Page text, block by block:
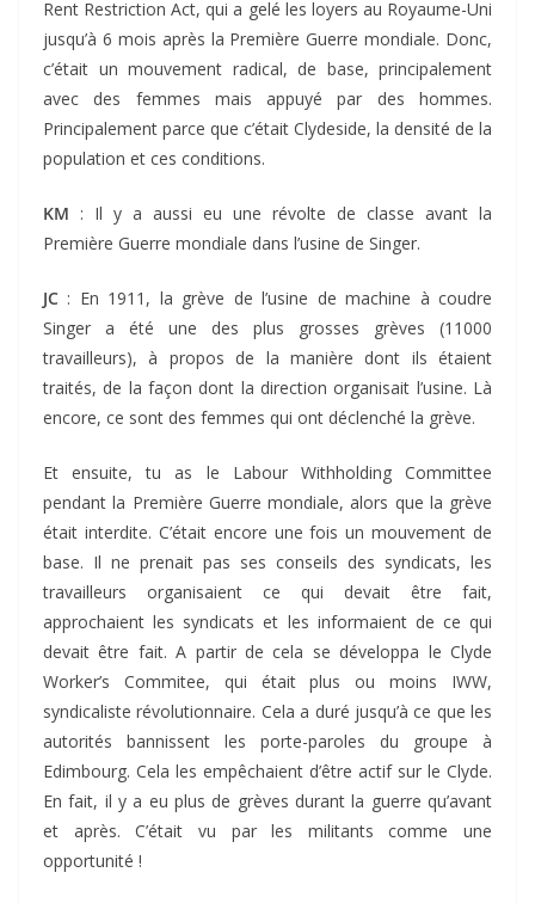
Rent Restriction Act, qui a gelé les loyers au Royaume-Uni
jusqu’à 6 mois après la Première Guerre mondiale. Donc,
c’était un mouvement radical, de base, principalement
avec des femmes mais appuyé par des hommes.
Principalement parce que c’était Clydeside, la densité de la
population et ces conditions.
KM : Il y a aussi eu une révolte de classe avant la
Première Guerre mondiale dans l’usine de Singer.
JC : En 1911, la grève de l’usine de machine à coudre
Singer a été une des plus grosses grèves (11000
travailleurs), à propos de la manière dont ils étaient
traités, de la façon dont la direction organisait l’usine. Là
encore, ce sont des femmes qui ont déclenché la grève.
Et ensuite, tu as le Labour Withholding Committee
pendant la Première Guerre mondiale, alors que la grève
était interdite. C’était encore une fois un mouvement de
base. Il ne prenait pas ses conseils des syndicats, les
travailleurs organisaient ce qui devait être fait,
approchaient les syndicats et les informaient de ce qui
devait être fait. A partir de cela se développa le Clyde
Worker’s Commitee, qui était plus ou moins IWW,
syndicaliste révolutionnaire. Cela a duré jusqu’à ce que les
autorités bannissent les porte-paroles du groupe à
Edimbourg. Cela les empêchaient d’être actif sur le Clyde.
En fait, il y a eu plus de grèves durant la guerre qu’avant
et après. C’était vu par les militants comme une
opportunité !